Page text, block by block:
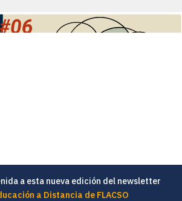
a esta nueva edición del newsletter
a Distancia de FLACSO